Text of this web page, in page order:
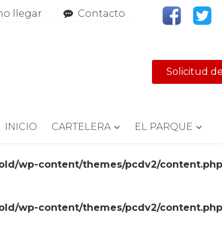
llegar Contacto
Solicitud
INICIO CARTELERA EL PARQUE
wp-content/themes/pcdv2/content.php
wp-content/themes/pcdv2/content.php